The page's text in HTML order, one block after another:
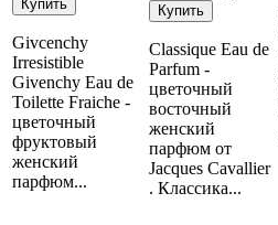
Givcenchy
Irresistible
Givenchy Eau de
Toilette Fraiche -
цветочный
фруктовый
женский
парфюм...
Classique Eau de
Parfum -
цветочный
восточный
женский
парфюм от
Jacques Cavallier
. Классика...